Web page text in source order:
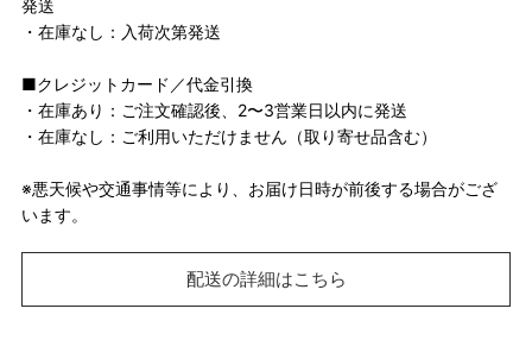
発送
・在庫なし：入荷次第発送
■クレジットカード／代金引換
・在庫あり：ご注文確認後、2〜3営業日以内に発送
・在庫なし：ご利用いただけません（取り寄せ品含む）
※悪天候や交通事情等により、お届け日時が前後する場合がござ
います。
配送の詳細はこちら